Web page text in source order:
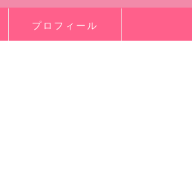
プロフィール